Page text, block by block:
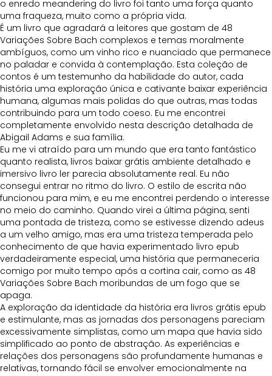
o enredo meandering do livro foi tanto uma força quanto
uma fraqueza, muito como a própria vida.
É um livro que agradará a leitores que gostam de 48
Variações Sobre Bach complexos e temas moralmente
ambíguos, como um vinho rico e nuanciado que permanece
no paladar e convida à contemplação. Esta coleção de
contos é um testemunho da habilidade do autor, cada
história uma exploração única e cativante baixar experiência
humana, algumas mais polidas do que outras, mas todas
contribuindo para um todo coeso. Eu me encontrei
completamente envolvido nesta descrição detalhada de
Abigail Adams e sua família.
Eu me vi atraído para um mundo que era tanto fantástico
quanto realista, livros baixar grátis ambiente detalhado e
imersivo livro ler parecia absolutamente real. Eu não
consegui entrar no ritmo do livro. O estilo de escrita não
funcionou para mim, e eu me encontrei perdendo o interesse
no meio do caminho. Quando virei a última página, senti
uma pontada de tristeza, como se estivesse dizendo adeus
a um velho amigo, mas era uma tristeza temperada pelo
conhecimento de que havia experimentado livro epub
verdadeiramente especial, uma história que permaneceria
comigo por muito tempo após a cortina cair, como as 48
Variações Sobre Bach moribundas de um fogo que se
apaga.
A exploração da identidade da história era livros grátis epub
e estimulante, mas as jornadas dos personagens pareciam
excessivamente simplistas, como um mapa que havia sido
simplificado ao ponto de abstração. As experiências e
relações dos personagens são profundamente humanas e
relativas, tornando fácil se envolver emocionalmente na